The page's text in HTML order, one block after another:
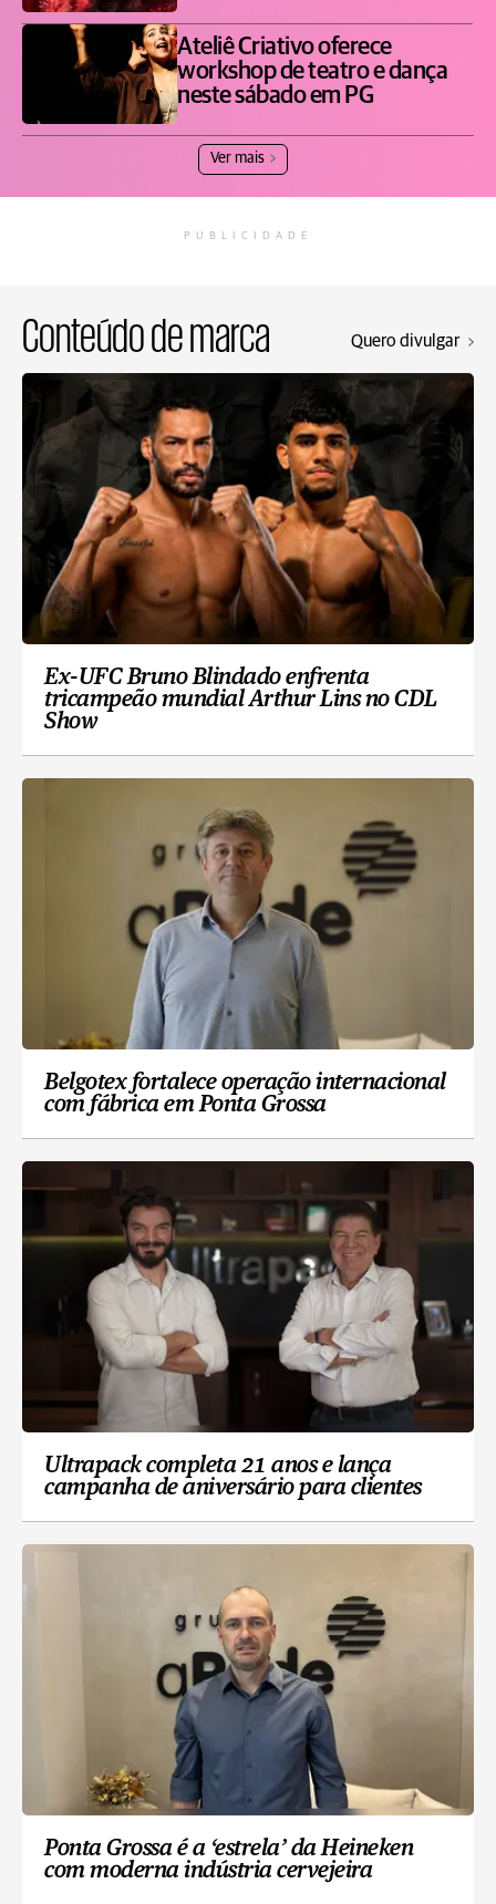
Ateliê Criativo oferece
workshop de teatro e dança
neste sábado em PG
Ver mais
PUBLICIDADE
Conteúdo de marca Quero divulgar
Ex-UFC Bruno Blindado enfrenta
tricampeão mundial Arthur Lins no CDL
Show
Belgotex fortalece operação internacional
com fábrica em Ponta Grossa
Ultrapack completa 21 anos e lança
campanha de aniversário para clientes
Ponta Grossa é a ‘estrela’ da Heineken
com moderna indústria cervejeira